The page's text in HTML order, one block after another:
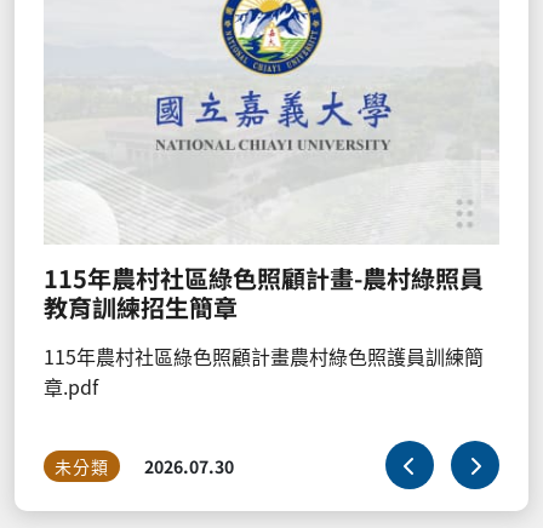
115年農村社區綠色照顧計畫-農村綠照員
教育訓練招生簡章
115年農村社區綠色照顧計畫農村綠色照護員訓練簡
章.pdf
未分類 2026.07.30